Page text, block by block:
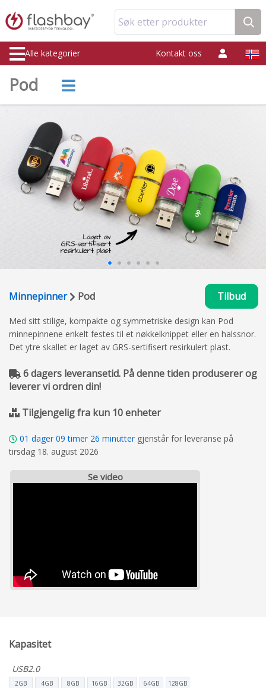
Søk etter produkter
Alle kategorier Kontakt oss
Pod
Minnepinner Pod Tilbud
Med sitt stilige, kompakte og symmetriske design kan Pod
minnepinnene enkelt festes til et nøkkelknippet eller en halssnor.
Det ytre skallet er laget av GRS-sertifisert resirkulert plast.
6 dagers leveransetid. På denne tiden produserer og
leverer vi ordren din!
Tilgjengelig fra kun 10 enheter
01 dager 09 timer 26 minutter gjenstår for leveranse på
tirsdag 18. august 2026
Se video
Kapasitet
USB2.0
2GB 4GB 8GB 16GB 32GB 64GB 128GB